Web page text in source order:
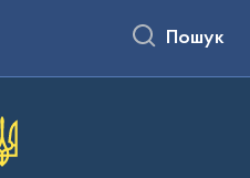
Пошук